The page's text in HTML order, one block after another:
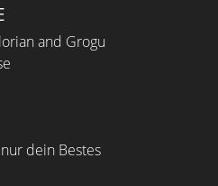
and Grogu
dein Bestes